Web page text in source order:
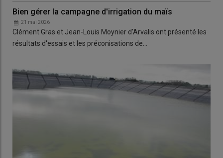
Bien gérer la campagne d'irrigation du maïs
21 mai 2026
Clément Gras et Jean-Louis Moynier d'Arvalis ont présenté les
résultats d'essais et les préconisations de…